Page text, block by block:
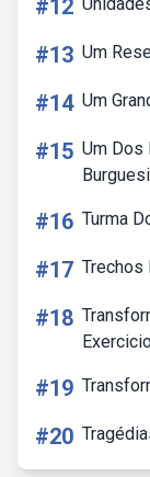
#12
#13 Um
#14 Um
#15 Um Dos
#16 Turma
#17 Trechos
#18
#19
#20